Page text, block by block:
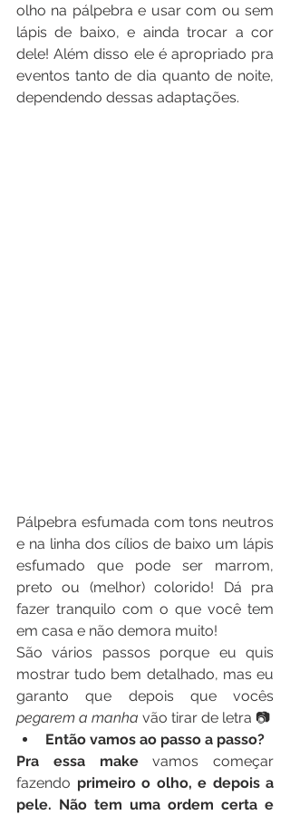
olho na pálpebra e usar com ou sem
lápis de baixo, e ainda trocar a cor
dele! Além disso ele é apropriado pra
eventos tanto de dia quanto de noite,
dependendo dessas adaptações.
Pálpebra esfumada com tons neutros
e na linha dos cílios de baixo um lápis
esfumado que pode ser marrom,
preto ou (melhor) colorido! Dá pra
fazer tranquilo com o que você tem
em casa e não demora muito!
São vários passos porque eu quis
mostrar tudo bem detalhado, mas eu
pegarem a manha vão tirar de letra 📷
Então vamos ao passo a passo?
Pra essa make vamos começar
fazendo primeiro o olho, e depois a
pele. Não tem uma ordem certa e